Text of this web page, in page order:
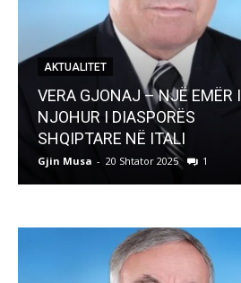
AKTUALITET
VERA GJONAJ – NJË EMËR I
NJOHUR I DIASPORËS
SHQIPTARE NË ITALI
Gjin Musa - 20 Shtator 2025 1